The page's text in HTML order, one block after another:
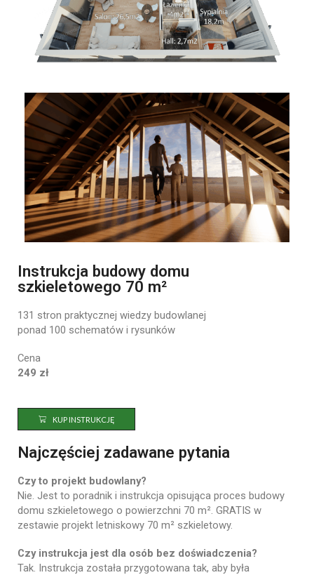
Instrukcja budowy domu
szkieletowego 70 m²
131 stron praktycznej wiedzy budowlanej
ponad 100 schematów i rysunków
Cena
249 zł
KUP INSTRUKCJĘ
Najczęściej zadawane pytania
Czyto projekt budowlany?
Nie. Jest to poradnik i instrukcja opisująca proces budowy
domu szkieletowego o powierzchni 70 m². GRATIS w
zestawie projekt letniskowy 70 m² szkieletowy.
Czy instrukcja jest dla osób bez doświadczenia?
Tak. Instrukcja została przygotowana tak, aby była